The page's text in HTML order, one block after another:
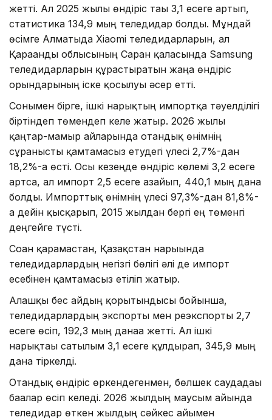
жетті. Ал 2025 жылы өндіріс тағы 3,1 есеге артып,
статистика 134,9 мың теледидар болды. Мұндай
өсімге Алматыда Xiaomi теледидарларын, ал
Қарағанды облысының Саран қаласында Samsung
теледидарларын құрастыратын жаңа өндіріс
орындарының іске қосылуы әсер етті.
Сонымен бірге, ішкі нарықтың импортқа тәуелділігі
біртіндеп төмендеп келе жатыр. 2026 жылы
қаңтар-мамыр айларында отандық өнімнің
сұранысты қамтамасыз етудегі үлесі 2,7%-дан
18,2%-ға өсті. Осы кезеңде өндіріс көлемі 3,2 есеге
артса, ал импорт 2,5 есеге азайып, 440,1 мың дана
болды. Импорттық өнімнің үлесі 97,3%-дан 81,8%-
ға дейін қысқарып, 2015 жылдан бергі ең төменгі
деңгейге түсті.
Соған қарамастан, Қазақстан нарығында
теледидарлардың негізгі бөлігі әлі де импорт
есебінен қамтамасыз етіліп жатыр.
Алғашқы бес айдың қорытындысы бойынша,
теледидарлардың экспорты мен реэкспорты 2,7
есеге өсіп, 192,3 мың данаға жетті. Ал ішкі
нарықтағы сатылым 3,1 есеге құлдырап, 345,9 мың
дана тіркелді.
Отандық өндіріс өркендегенмен, бөлшек саудадағы
бағалар өсіп келеді. 2026 жылдың маусым айында
теледидар өткен жылдың сәйкес айымен